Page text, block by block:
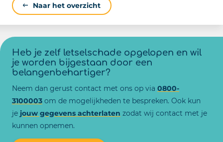
Naar het overzicht
Heb je zelf letselschade opgelopen en wil
je worden bijgestaan door een
belangenbehartiger?
Neem dan gerust contact met ons op via 0800-
3100003 om de mogelijkheden te bespreken. Ook kun
je jouw gegevens achterlaten zodat wij contact met je
kunnen opnemen.